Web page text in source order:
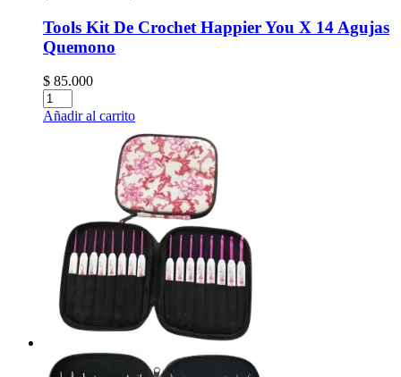
Tools Kit De Crochet Happier You X 14 Agujas
Quemono
$ 85.000
Cantidad:
Añadir al carrito